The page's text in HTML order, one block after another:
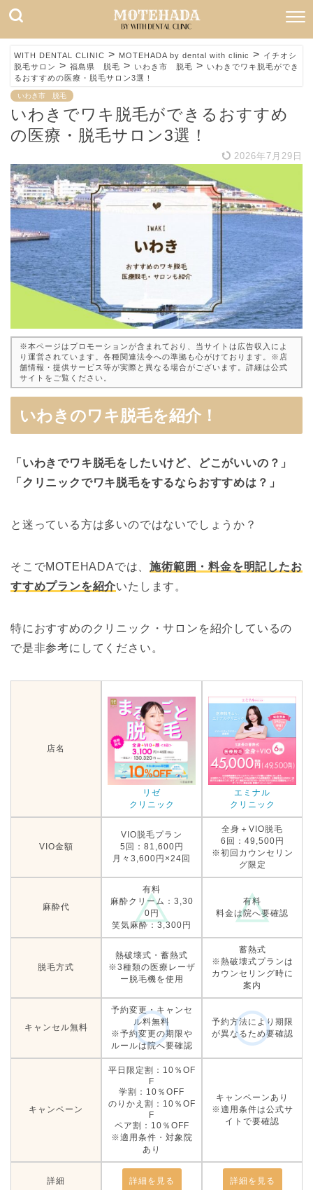
WITH DENTAL CLINIC > MOTEHADA by dental with clinic > イチオシ
脱毛サロン > 福島県 脱毛 > いわき市 脱毛 > いわきでワキ脱毛ができ
るおすすめの医療・脱毛サロン3選！
いわき市 脱毛
いわきでワキ脱毛ができるおすすめ
の医療・脱毛サロン3選！
2026年7月29日
※本ページはプロモーションが含まれており、当サイトは広告収入によ
り運営されています。各種関連法令への準拠も心がけております。※店
舗情報・提供サービス等が実際と異なる場合がございます。詳細は公式
サイトをご覧ください。
いわきのワキ脱毛を紹介！
「いわきでワキ脱毛をしたいけど、どこがいいの？」
「クリニックでワキ脱毛をするならおすすめは？」
と迷っている方は多いのではないでしょうか？
そこでMOTEHADAでは、施術範囲・料金を明記したお
すすめプランを紹介いたします。
特におすすめのクリニック・サロンを紹介しているの
で是非参考にしてください。
店名
リゼ
クリニック
エミナル
クリニック
VIO金額
VIO脱毛プラン
5回：81,600円
月々3,600円×24回
全身＋VIO脱毛
6回：49,500円
※初回カウンセリン
グ限定
麻酔代
有料
麻酔クリーム：3,30
0円
笑気麻酔：3,300円
有料
料金は院へ要確認
脱毛方式
熱破壊式・蓄熱式
※3種類の医療レーザ
ー脱毛機を使用
蓄熱式
※熱破壊式プランは
カウンセリング時に
案内
キャンセル無料
予約変更・キャンセ
ル料無料
※予約変更の期限や
ルールは院へ要確認
予約方法により期限
が異なるため要確認
キャンペーン
平日限定割：10％OF
F
学割：10％OFF
のりかえ割：10％OF
F
ペア割：10％OFF
※適用条件・対象院
あり
キャンペーンあり
※適用条件は公式サ
イトで要確認
詳細 詳細を見る 詳細を見る